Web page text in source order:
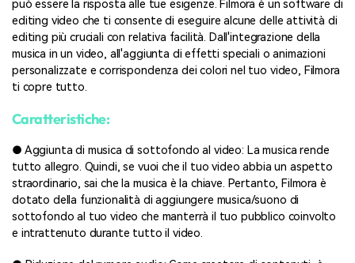
può essere la risposta alle tue esigenze. Filmora è un software di
editing video che ti consente di eseguire alcune delle attività di
editing più cruciali con relativa facilità. Dall'integrazione della
musica in un video, all'aggiunta di effetti speciali o animazioni
personalizzate e corrispondenza dei colori nel tuo video, Filmora
ti copre tutto.
Caratteristiche:
● Aggiunta di musica di sottofondo al video: La musica rende
tutto allegro. Quindi, se vuoi che il tuo video abbia un aspetto
straordinario, sai che la musica è la chiave. Pertanto, Filmora è
dotato della funzionalità di aggiungere musica/suono di
sottofondo al tuo video che manterrà il tuo pubblico coinvolto
e intrattenuto durante tutto il video.